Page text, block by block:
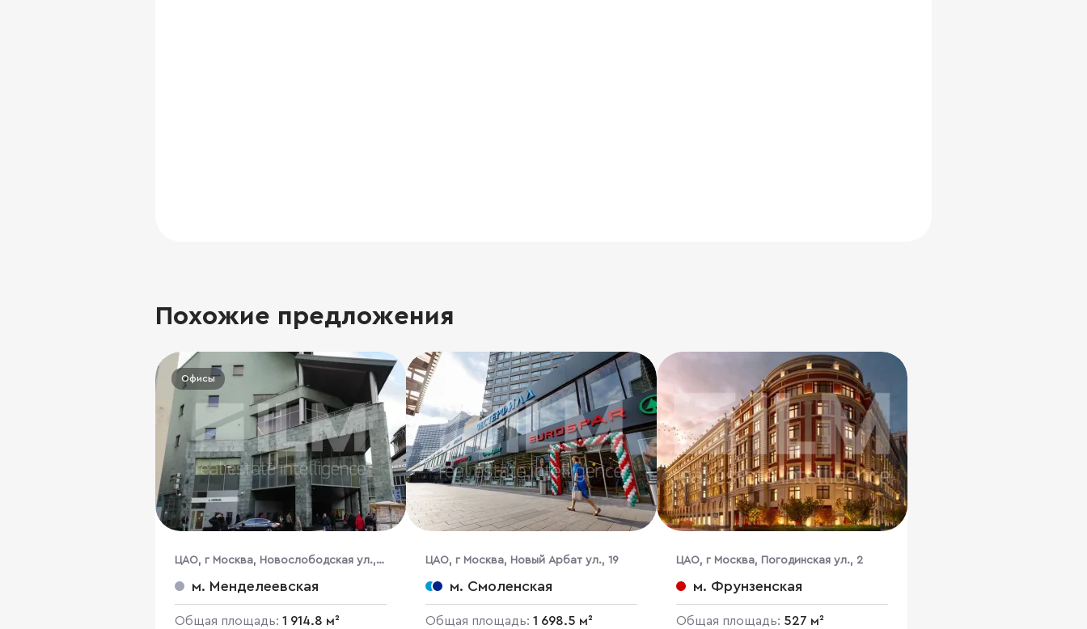
Похожие предложения
Офисы
ЦАО, г Москва, Новослободская ул.,
16
м. Менделеевская
Общая площадь: 1 914.8 м²
ЦАО, г Москва, Новый Арбат ул., 19
м. Смоленская
Общая площадь: 1 698.5 м²
ЦАО, г Москва, Погодинская ул., 2
м. Фрунзенская
Общая площадь: 527 м²